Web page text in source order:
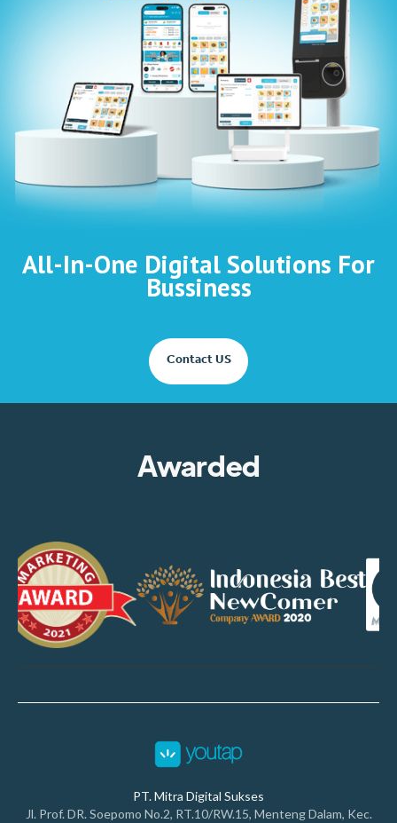
All-In-One Digital Solutions For
Bussiness
Contact US
Awarded
PT. Mitra Digital Sukses
Jl. Prof. DR. Soepomo No.2, RT.10/RW.15, Menteng Dalam, Kec.